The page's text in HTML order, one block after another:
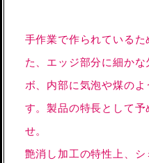
手作業で作られている
た、エッジ部分に細か
ボ、内部に気泡や煤の
す。製品の特長として
せ。
艶消し加工の特性上、